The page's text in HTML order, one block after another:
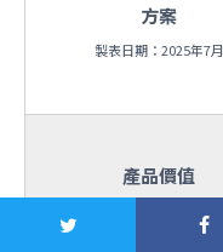
方案
製表日期：2025年7月
產品價值